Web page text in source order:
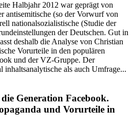
Halbjahr 2012 war geprägt von
antisemitische (so der Vorwurf von
nationalsozialistische (Studie der
der Deutschen. Gut in
deshalb die Analyse von Christian
Vorurteile in den populären
und der VZ-Gruppe. Der
inhaltsanalytische als auch Umfrage...
Generation Facebook.
und Vorurteile in